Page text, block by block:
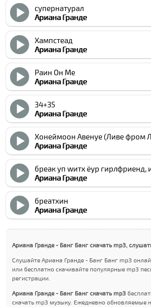
супернатурал
Ариана Гранде
Хампстеад
Ариана Гранде
Раин Он Ме
Ариана Гранде
34+35
Ариана Гранде
Хонеймоон Авенуе (Ливе фром
Ариана Гранде
Ариана Гранде
бреатхин
Ариана Гранде
Ариана Гранде - Банг Банг скачать mp3,
Слушайте Ариана Гранде - Банг Банг mp3
или бесплатно скачивайте популярные mp3
регистрации.
Ариана Гранде - Банг Банг скачать mp3
скачать mp3 музыку. Ежедневно обновляемые